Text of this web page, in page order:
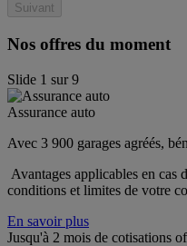
Suivant
Nos offres du moment
Slide 1 sur9
Assurance auto
Avec 3 900 garages agréés,
Avantages applicables en cas
conditions et limites de votre
En savoir plus
Jusqu'à 2 mois de cotisations